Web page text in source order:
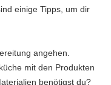
einige Tipps, um dir
angehen.
mit den Produkten
benötigst du?